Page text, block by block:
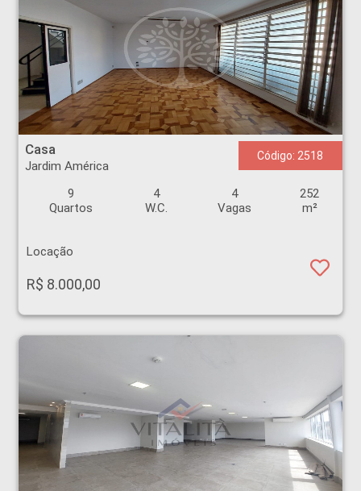
Casa - Jardim América - Ribeirão Preto
Casa
Jardim América
Código: 2518
9
Quartos
4
W.C.
4
Vagas
252
m²
Locação
R$ 8.000,00